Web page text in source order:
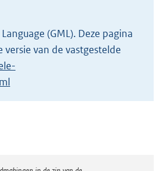
(GML). Deze pagina
van de vastgestelde